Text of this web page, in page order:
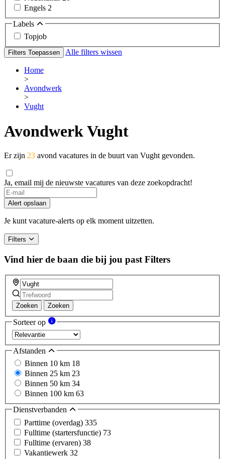
Engels 2
Labels
Topjob
Filters Toepassen Alle filters wissen
Home
>
Avondwerk
>
Vught
Avondwerk Vught
Er zijn 23 avond vacatures in de buurt van Vught gevonden.
Ja, email mij de nieuwste vacatures van deze zoekopdracht!
If
you
are
a
ignore
this
field
Alert opslaan
Je kunt vacature-alerts op elk moment uitzetten.
Filters
Vind hier de baan die bij jou past Filters
Zoeken Zoeken
Sorteer op
Afstanden
Binnen 10 km 18
Binnen 25 km 23
Binnen 50 km 34
Binnen 100 km 63
Dienstverbanden
Parttime (overdag) 335
Fulltime (startersfunctie) 73
Fulltime (ervaren) 38
Vakantiewerk 32